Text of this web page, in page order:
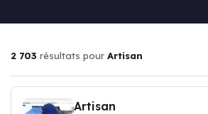
2 703 résultats pour Artisan
Artisan